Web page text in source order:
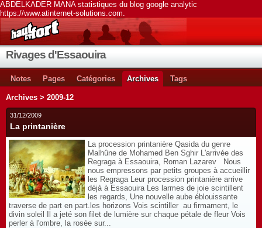
ABDELKADER MANA statistiques du blog google analytic
https://www.atinternet-solutions.com.
Rivages d'Essaouira
Notes Pages Catégories Archives Tags
Archives > 2009-12
31/12/2009
La printanière
La procession printanière Qasida du genre
Malhûne de Mohamed Ben Sghir L'arrivée des
Regraga à Essaouira, Roman Lazarev Nous
nous empressons par petits groupes à accueillir
les Regraga Leur procession printanière arrive
déjà à Essaouira Les larmes de joie scintillent
les regards, Une nouvelle aube éblouissante
traverse de part en part.les horizons Vois scintiller au firmament, le
divin soleil Il a jeté son filet de lumière sur chaque pétale de fleur Vois
perler à l'ombre, la rosée sur...